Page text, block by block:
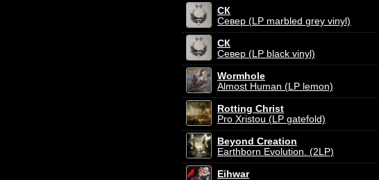
СК
Север (LP marbled grey vinyl)
СК
Север (LP black vinyl)
Wormhole
Almost Human (LP lemon)
Rotting Christ
Pro Xristou (LP gatefold)
Beyond Creation
Earthborn Evolution. (2LP)
Eihwar